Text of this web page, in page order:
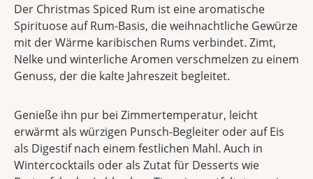
Der Christmas Spiced Rum ist eine aromatische
Spirituose auf Rum-Basis, die weihnachtliche Gewürze
mit der Wärme karibischen Rums verbindet. Zimt,
Nelke und winterliche Aromen verschmelzen zu einem
Genuss, der die kalte Jahreszeit begleitet.
Genieße ihn pur bei Zimmertemperatur, leicht
erwärmt als würzigen Punsch-Begleiter oder auf Eis
als Digestif nach einem festlichen Mahl. Auch in
Wintercocktails oder als Zutat für Desserts wie